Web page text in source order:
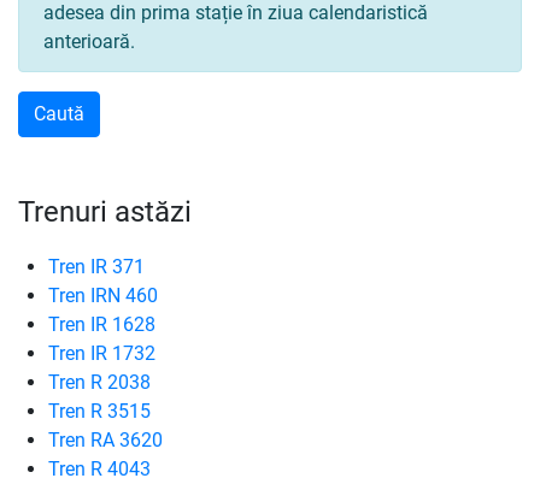
adesea din prima stație în ziua calendaristică
anterioară.
Trenuri astăzi
Tren IR 371
Tren IRN 460
Tren IR 1628
Tren IR 1732
Tren R 2038
Tren R 3515
Tren RA 3620
Tren R 4043